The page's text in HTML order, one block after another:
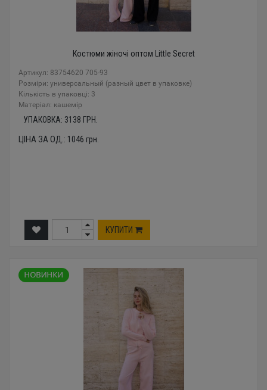
Костюми жіночі оптом Little Secret
Артикул: 83754620 705-93
Розміри: универсальный (разный цвет в упаковке)
Кількість в упаковці: 3
Mатеріал: кашемір
УПАКОВКА: 3138 ГРН.
ЦІНА ЗА ОД.: 1046 грн.
КУПИТИ